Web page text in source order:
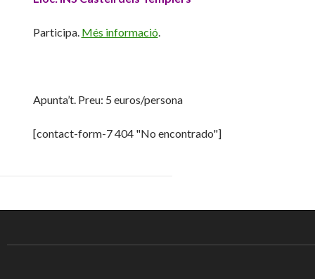
Participa. Més informació.
Apunta’t. Preu: 5 euros/persona
[contact-form-7 404 "No encontrado"]